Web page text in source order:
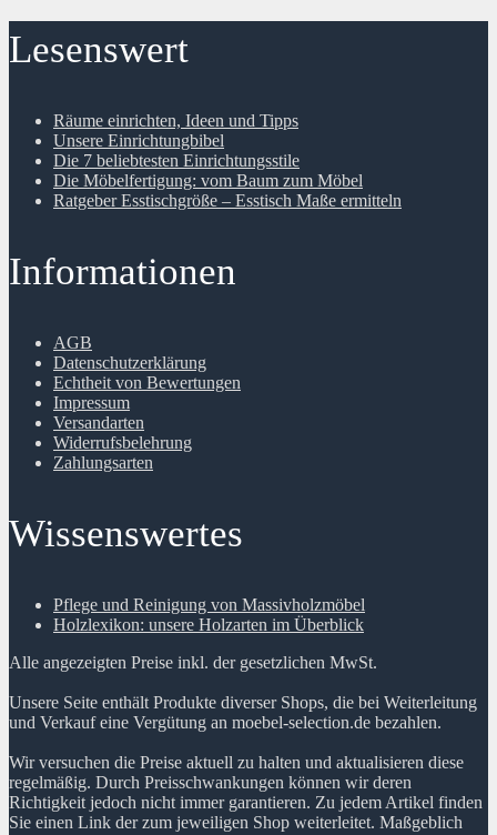
Lesenswert
Räume einrichten, Ideen und Tipps
Unsere Einrichtungbibel
Die 7 beliebtesten Einrichtungsstile
Die Möbelfertigung: vom Baum zum Möbel
Ratgeber Esstischgröße – Esstisch Maße ermitteln
Informationen
AGB
Datenschutzerklärung
Echtheit von Bewertungen
Impressum
Versandarten
Widerrufsbelehrung
Zahlungsarten
Wissenswertes
Pflege und Reinigung von Massivholzmöbel
Holzlexikon: unsere Holzarten im Überblick
Alle angezeigten Preise inkl. der gesetzlichen MwSt.
Unsere Seite enthält Produkte diverser Shops, die bei Weiterleitung
und Verkauf eine Vergütung an moebel-selection.de bezahlen.
Wir versuchen die Preise aktuell zu halten und aktualisieren diese
regelmäßig. Durch Preisschwankungen können wir deren
Richtigkeit jedoch nicht immer garantieren. Zu jedem Artikel finden
Sie einen Link der zum jeweiligen Shop weiterleitet. Maßgeblich